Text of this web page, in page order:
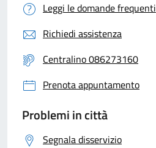
Leggi le domande frequenti
Richiedi assistenza
Centralino 086273160
Prenota appuntamento
Problemi in città
Segnala disservizio